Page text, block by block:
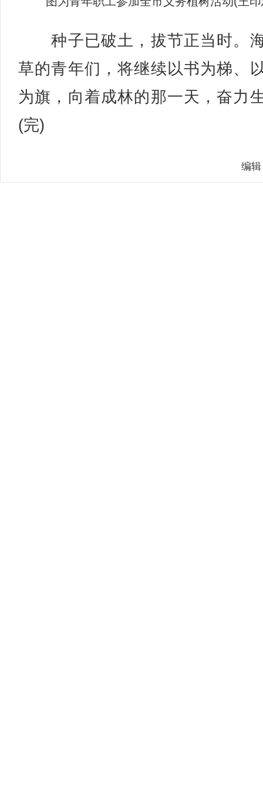
种子已破土，拔节正当时。
草的青年们，将继续以书为梯、
为旗，向着成林的那一天，奋力
(完)
编